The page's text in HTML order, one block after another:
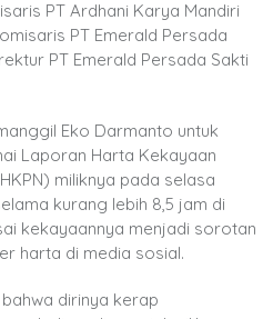
PT Ardhani Karya Mandiri
PT Emerald Persada
PT Emerald Persada Sakti
Eko Darmanto untuk
Laporan Harta Kekayaan
miliknya pada selasa
kurang lebih 8,5 jam di
kekayaannya menjadi sorotan
harta di media sosial.
dirinya kerap